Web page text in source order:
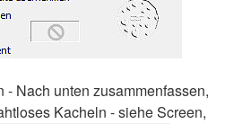
- Nach unten zusammenfassen,
Kacheln - siehe Screen,